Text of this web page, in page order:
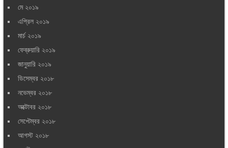
মে ২০১৯
এপ্রিল ২০১৯
মার্চ ২০১৯
ফেব্রুয়ারি ২০১৯
জানুয়ারি ২০১৯
ডিসেম্বর ২০১৮
নভেম্বর ২০১৮
অক্টোবর ২০১৮
সেপ্টেম্বর ২০১৮
আগস্ট ২০১৮